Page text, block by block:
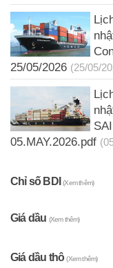
25/05/2026 (25/05/
05.MAY.2026.pdf
Chỉ số BDI(Xem thêm)
Giá dầu (Xem thêm)
Giá dầu thô(Xem thêm)